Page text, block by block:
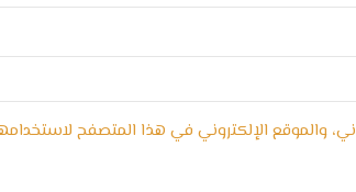
والموقع الإلكتروني في هذا المتصفح